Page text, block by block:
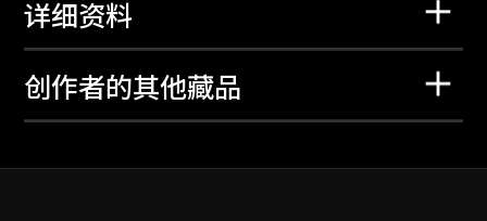
详细资料
创作者的其他藏品